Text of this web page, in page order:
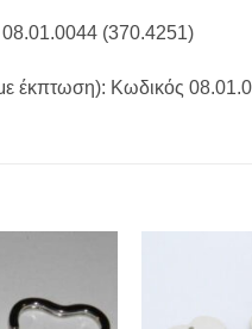
08.01.0044 (370.4251)
έκπτωση): Κωδικός